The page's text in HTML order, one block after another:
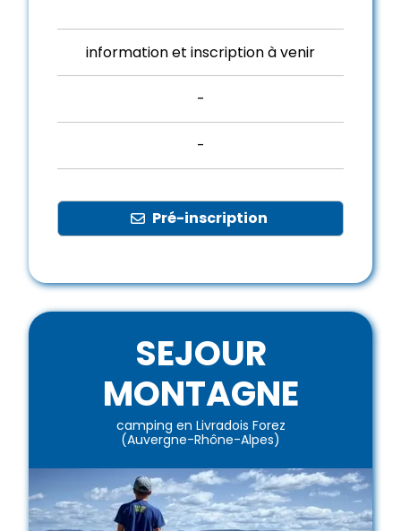
information et inscription à venir
-
-
Pré-inscription
SEJOUR
MONTAGNE
camping en Livradois Forez
(Auvergne-Rhône-Alpes)